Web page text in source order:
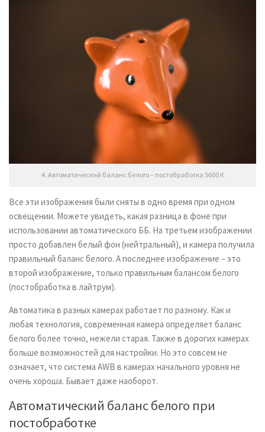
4. Автоматический баланс белого – постобработка 5600 К
Все эти изображения были сняты в одно время при одном
освещении. Можете увидеть, какая разница в фоне при
использовании автоматического ББ. На третьем изображении
просто добавлен белый фон (нейтральный), и камера получила
правильный баланс белого. А последнее изображение – это
второй изображение, только правильным балансом белого
(постобработка в лайтрум).
Автоматика в разных камерах работает по разному. Как и
любая технология, современная камера определяет баланс
белого более точно, нежели старая. Также в дорогих камерах
больше возможностей для настройки. Но это совсем не
означает, что система AWB в камерах начального уровня не
очень хороша. Бывает даже наоборот.
Автоматический баланс белого при
постобработке